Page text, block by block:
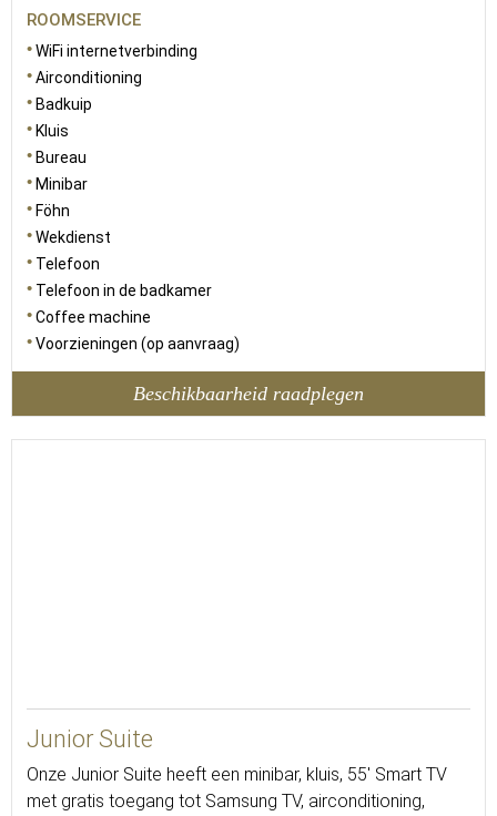
ROOMSERVICE
WiFi internetverbinding
Airconditioning
Badkuip
Kluis
Bureau
Minibar
Föhn
Wekdienst
Telefoon
Telefoon in de badkamer
Coffee machine
Voorzieningen (op aanvraag)
Beschikbaarheid raadplegen
Junior Suite
Onze Junior Suite heeft een minibar, kluis, 55' Smart TV
met gratis toegang tot Samsung TV, airconditioning,